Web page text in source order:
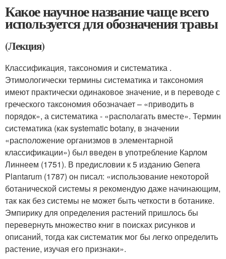
Какое научное название чаще всего
используется для обозначения травы
(Лекция)
Классификация, таксономия и систематика .
Этимологически термины систематика и таксономия
имеют практически одинаковое значение, и в переводе с
греческого таксономия обозначает – «приводить в
порядок», а систематика - «располагать вместе». Термин
систематика (как systematic botany, в значении
«расположение организмов в элементарной
классификации») был введен в употребление Карлом
Линнеем (1751). В предисловии к 5 изданию Genera
Plantarum (1787) он писал: «использование некоторой
ботанической системы я рекомендую даже начинающим,
так как без системы не может быть четкости в ботанике.
Эмпирику для определения растений пришлось бы
перевернуть множество книг в поисках рисунков и
описаний, тогда как систематик мог бы легко определить
растение, изучая его признаки».